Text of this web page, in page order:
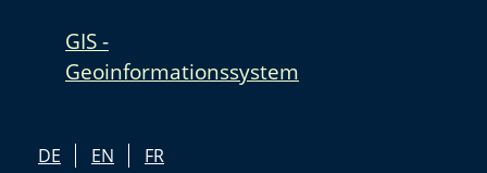
GIS -
Geoinformationssystem
DE EN
FR